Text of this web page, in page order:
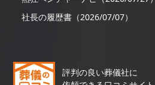
社長の履歴書（2026/07/07）
評判の良い葬儀社に